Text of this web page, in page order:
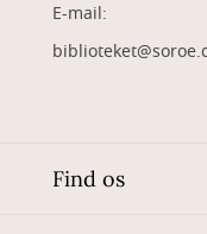
E-mail:
Find os